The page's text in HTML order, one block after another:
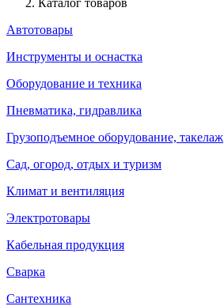
Автотовары
Инструменты и оснастка
Оборудование и техника
Пневматика, гидравлика
Грузоподъемное оборудование, такелаж
Сад, огород, отдых и туризм
Климат и вентиляция
Электротовары
Кабельная продукция
Сварка
Сантехника